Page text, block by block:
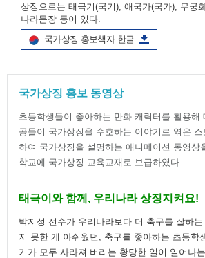
상징으로는 태극기(국기), 애국가(국가), 무궁
나라문장 등이 있다.
국가상징 홍보책자 한글
국가상징 홍보 동영상
초등학생들이 좋아하는 만화 캐릭터를 활용해
공들이 국가상징을 수호하는 이야기로 엮은
하여 국가상징을 설명하는 애니메이션 동영상
학교에 국가상징 교육교재로 보급하였다.
태극이와 함께, 우리나라 상징지켜요!
박지성 선수가 우리나라보다 더 축구를 잘하
지 못한 게 아쉬웠던, 축구를 좋아하는 초등학
기가 모두 사라져 버리는 황당한 일이 일어나